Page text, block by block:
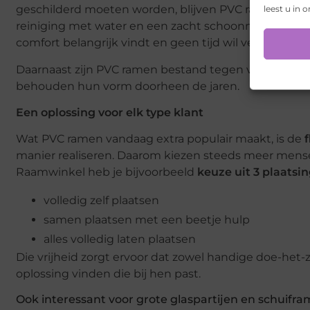
leest u in
geschilderd moeten worden, blijven PVC ramen
reiniging met water en een zacht
comfort belangrijk vindt en geen tijd wil verliezen
Daarnaast zijn PVC ramen bestand tegen vocht,
behouden hun vorm doorheen de jaren.
Een oplossing voor elk type klant
Wat PVC ramen vandaag extra populair maakt, is de
manier realiseren. Daarom kiezen steeds meer
Raamwinkel heb je bijvoorbeeld keuze uit 3
volledig zelf plaatsen
samen plaatsen met een beetje hulp
alles volledig laten plaatsen
Die vrijheid zorgt ervoor dat zowel handige doe-
oplossing vinden die bij hen past.
Ook interessant voor grote glaspartijen en